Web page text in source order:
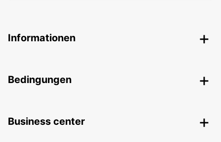
Informationen
Bedingungen
Business center